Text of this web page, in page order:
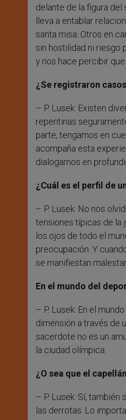
delante de la figura
lleva a entablar
santa misa. Otros en
sin hostilidad ni riesgo
y nos hace percibir
¿Se registraron
– P. Lusek: Existen
repentinas
parte, tengamos en
acompaña esta
dialogamos en
¿Cuál es el perfil de
– P. Lusek: No nos
tensiones típicas de la
los ojos de todo el
preocupación. Y
se manifiestan
En el mundo del
– P. Lusek: En el
dimensión a través de
sacerdote no es un
la ciudad olímpica.
¿O sea que el
– P. Lusek: Sí,
las derrotas. Lo